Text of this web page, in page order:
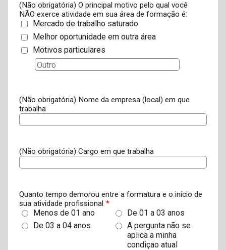
(Não obrigatória) O principal motivo pelo qual você
NÃO exerce atividade em sua área de formação é:
Mercado de trabalho saturado
Melhor oportunidade em outra área
Motivos particulares
(Não obrigatória) Nome da empresa (local) em que
trabalha
(Não obrigatória) Cargo em que trabalha
Quanto tempo demorou entre a formatura e o início de
sua atividade profissional *
Menos de 01 ano
De 01 a 03 anos
De 03 a 04 anos
A pergunta não se
aplica a minha
condiçao atual